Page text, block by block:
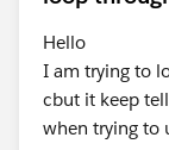
Hello
I am trying to
cbut it keep
when trying to